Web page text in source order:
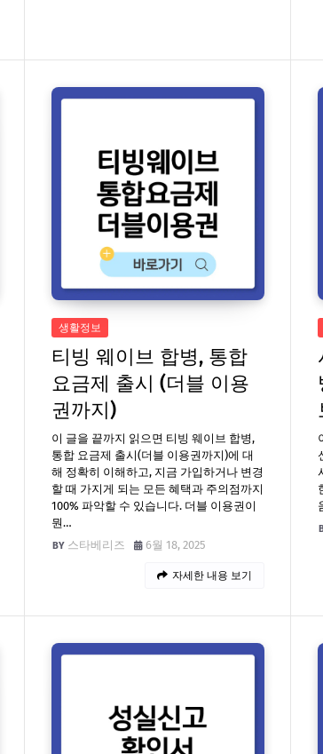
생활정보
티빙 웨이브 합병, 통합
요금제 출시 (더블 이용
권까지)
이 글을 끝까지 읽으면 티빙 웨이브 합병,
통합 요금제 출시(더블 이용권까지)에 대
해 정확히 이해하고, 지금 가입하거나 변경
할 때 가지게 되는 모든 혜택과 주의점까지
100% 파악할 수 있습니다. 더블 이용권이
뭔…
스타베리즈
6월 18, 2025
자세한 내용 보기